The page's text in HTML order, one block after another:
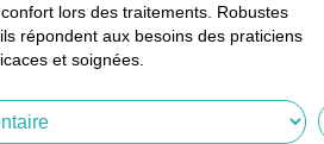
lors des traitements. Robustes
répondent aux besoins des praticiens
et soignées.